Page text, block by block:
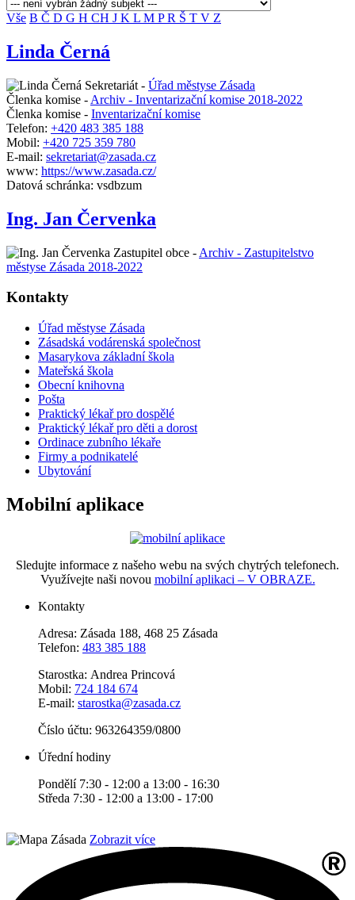
Vše B Č D G H CH J K L M PR Š T V Z
Linda Černá
Sekretariát - Úřad městyse Zásada
Členka komise - Archiv - Inventarizační komise 2018-2022
Členka komise - Inventarizační komise
Telefon: +420 483 385 188
Mobil: +420 725 359 780
E-mail: sekretariat@zasada.cz
www: https://www.zasada.cz/
Datová schránka: vsdbzum
Ing. Jan Červenka
Zastupitel obce - Archiv - Zastupitelstvo
městyse Zásada 2018-2022
Kontakty
Úřad městyse Zásada
Zásadská vodárenská společnost
Masarykova základní škola
Mateřská škola
Obecní knihovna
Pošta
Praktický lékař pro dospělé
Praktický lékař pro děti a dorost
Ordinace zubního lékaře
Firmy a podnikatelé
Ubytování
Mobilní aplikace
Sledujte informace z našeho webu na svých chytrých telefonech.
Využívejte naši novou mobilní aplikaci – V OBRAZE.
Kontakty
Adresa: Zásada 188, 468 25 Zásada
Telefon: 483 385 188
Starostka: Andrea Princová
Mobil: 724 184 674
E-mail: starostka@zasada.cz
Číslo účtu: 963264359/0800
Úřední hodiny
Pondělí 7:30 - 12:00 a 13:00 - 16:30
Středa 7:30 - 12:00 a 13:00 - 17:00
Zobrazit více